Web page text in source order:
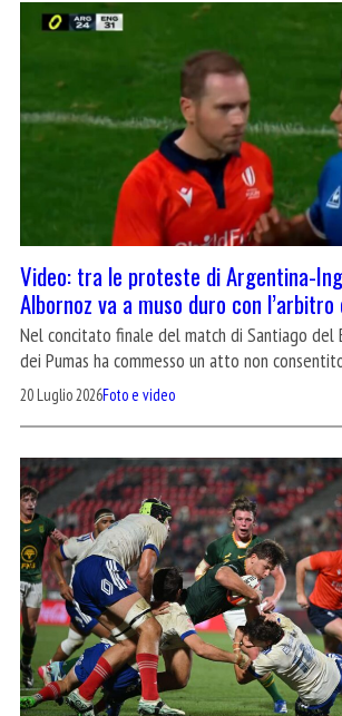
Video: tra le proteste di Argentina-
Albornoz va a muso duro con
Nel concitato finale del match di Santiago del
dei Pumas ha commesso un atto non
20 Luglio 2026Foto e video